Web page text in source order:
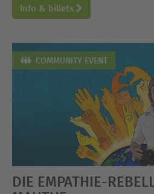
Info & billets
COMMUNITY EVENT
DIE EMPATHIE-